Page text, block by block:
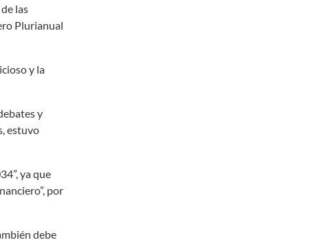
las
Plurianual
y la
y
estuvo
ya que
por
debe